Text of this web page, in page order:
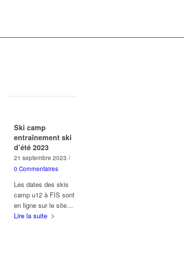
Ski camp
entraînement ski
d’été 2023
21 septembre 2023 /
0 Commentaires
Les dates des skis
camp u12 à FIS sont
en ligne sur le site…
Lire la suite